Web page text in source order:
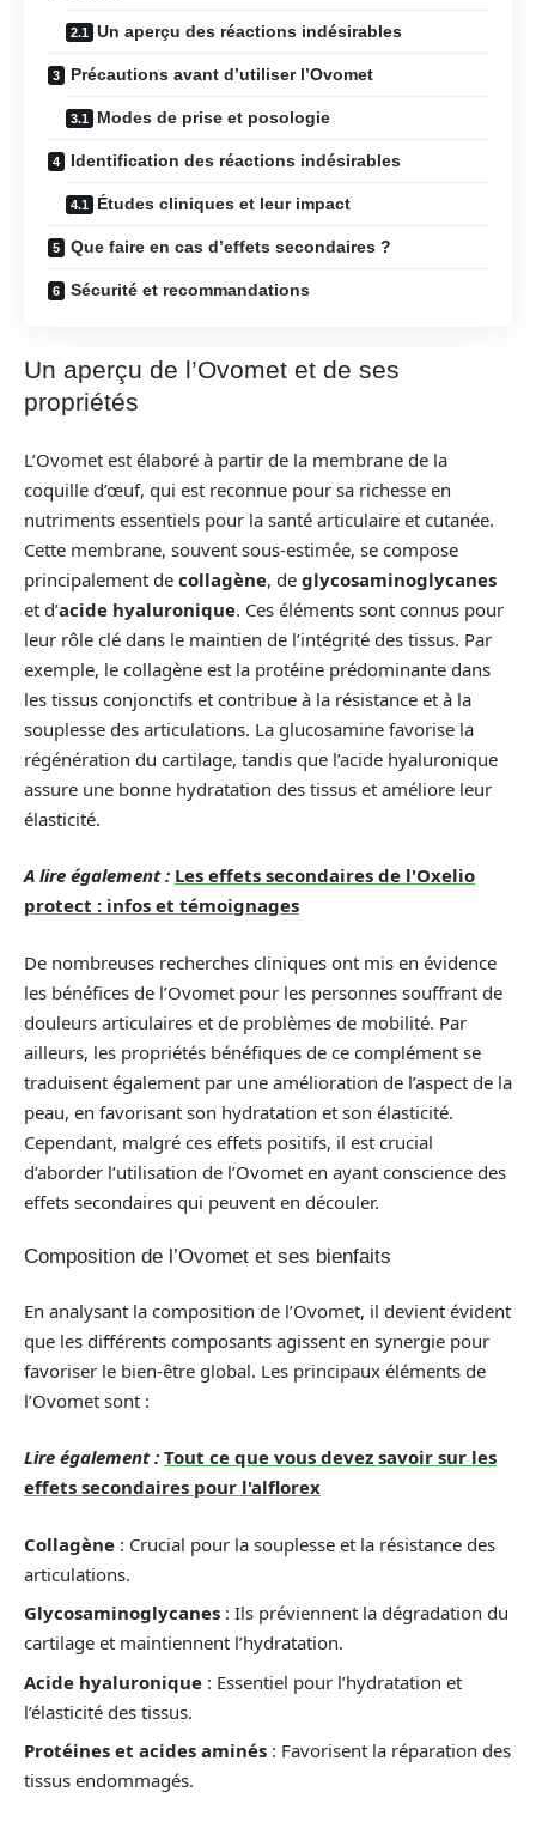
Un aperçu des réactions indésirables
Précautions avant d’utiliser l’Ovomet
Modes de prise et posologie
Identification des réactions indésirables
Études cliniques et leur impact
Que faire en cas d’effets secondaires ?
Sécurité et recommandations
Un aperçu de l’Ovomet et de ses
propriétés
L’Ovomet est élaboré à partir de la membrane de la
coquille d’œuf, qui est reconnue pour sa richesse en
nutriments essentiels pour la santé articulaire et cutanée.
Cette membrane, souvent sous-estimée, se compose
principalement de collagène, de glycosaminoglycanes
et d’acide hyaluronique. Ces éléments sont connus pour
leur rôle clé dans le maintien de l’intégrité des tissus. Par
exemple, le collagène est la protéine prédominante dans
les tissus conjonctifs et contribue à la résistance et à la
souplesse des articulations. La glucosamine favorise la
régénération du cartilage, tandis que l’acide hyaluronique
assure une bonne hydratation des tissus et améliore leur
élasticité.
A lire également : Les effets secondaires de l'Oxelio
protect : infos et témoignages
De nombreuses recherches cliniques ont mis en évidence
les bénéfices de l’Ovomet pour les personnes souffrant de
douleurs articulaires et de problèmes de mobilité. Par
ailleurs, les propriétés bénéfiques de ce complément se
traduisent également par une amélioration de l’aspect de la
peau, en favorisant son hydratation et son élasticité.
Cependant, malgré ces effets positifs, il est crucial
d’aborder l’utilisation de l’Ovomet en ayant conscience des
effets secondaires qui peuvent en découler.
Composition de l’Ovomet et ses bienfaits
En analysant la composition de l’Ovomet, il devient évident
que les différents composants agissent en synergie pour
favoriser le bien-être global. Les principaux éléments de
l’Ovomet sont :
Lire également : Tout ce que vous devez savoir sur les
effets secondaires pour l'alflorex
Collagène : Crucial pour la souplesse et la résistance des
articulations.
Glycosaminoglycanes : Ils préviennent la dégradation du
cartilage et maintiennent l’hydratation.
Acide hyaluronique : Essentiel pour l’hydratation et
l’élasticité des tissus.
Protéines et acides aminés : Favorisent la réparation des
tissus endommagés.